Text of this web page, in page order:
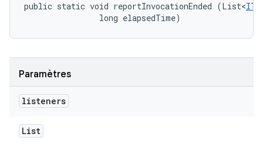
public static void reportInvocationEnded (List<
                long elapsedTime)
Paramètres
listeners
List